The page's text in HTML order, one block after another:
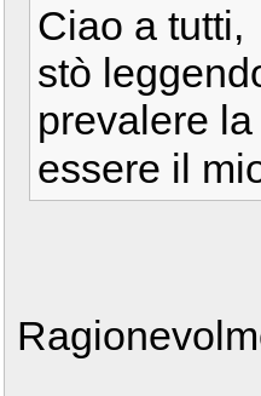
Ciao a tutti,
stò
prevalere
essere il